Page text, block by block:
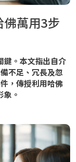
萬用3步
鍵。本文指出自介
不足、冗長及忽
，傳授利用哈佛
。